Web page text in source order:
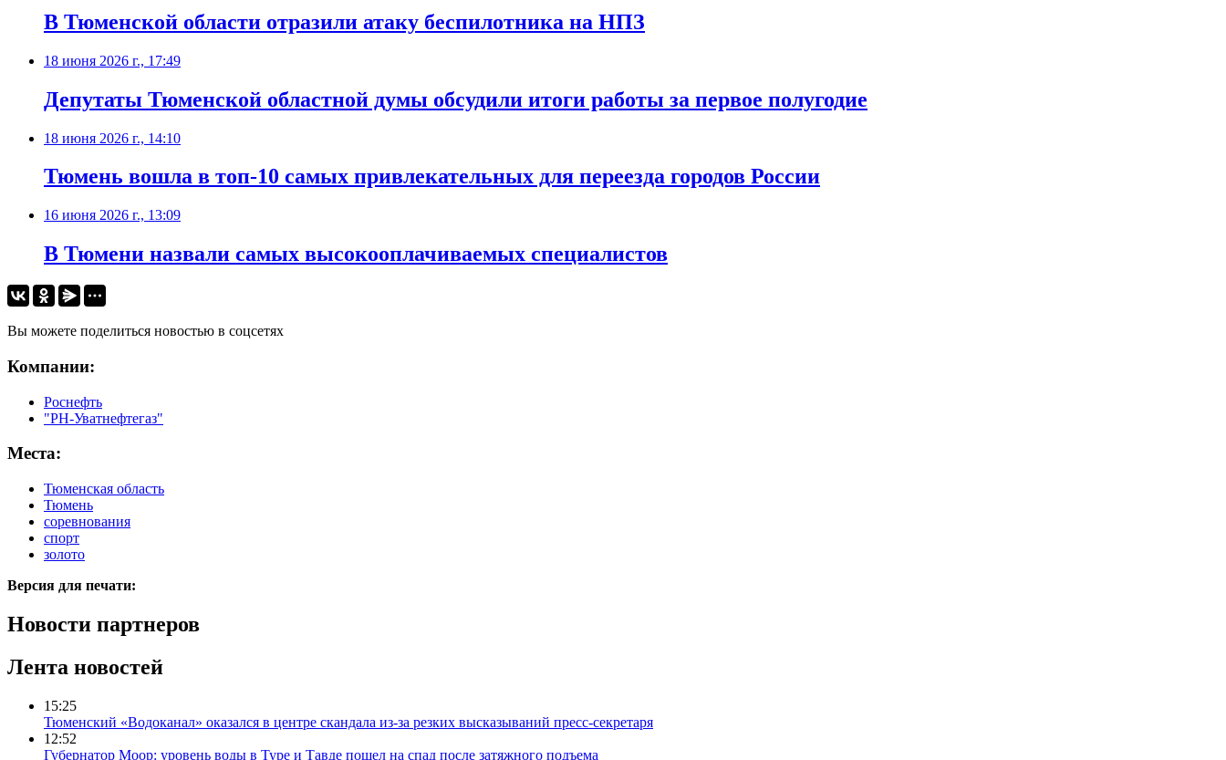
В Тюменской области отразили атаку беспилотника на НПЗ
18 июня 2026 г., 17:49
Депутаты Тюменской областной думы обсудили итоги работы за первое полугодие
18 июня 2026 г., 14:10
Тюмень вошла в топ-10 самых привлекательных для переезда городов России
16 июня 2026 г., 13:09
В Тюмени назвали самых высокооплачиваемых специалистов
Вы можете поделиться новостью в соцсетях
Компании:
Роснефть
"РН-Уватнефтегаз"
Места:
Тюменская область
Тюмень
соревнования
спорт
золото
Версия для печати:
Новости партнеров
Лента новостей
15:25
Тюменский «Водоканал» оказался в центре скандала из-за резких высказываний пресс-секретаря
12:52
Губернатор Моор: уровень воды в Туре и Тавде пошел на спад после затяжного подъема